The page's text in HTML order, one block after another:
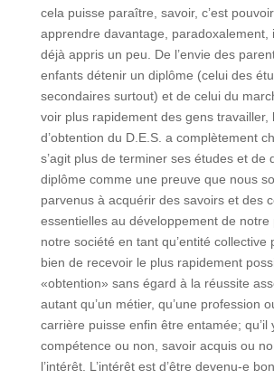
cela puisse paraître, savoir, c’est
apprendre davantage, paradoxalement,
déjà appris un peu. De l’envie des
enfants détenir un diplôme (celui des
secondaires surtout) et de celui du
voir plus rapidement des gens travailler,
d’obtention du D.E.S. a complètement
s’agit plus de terminer ses études et de
diplôme comme une preuve que nous
parvenus à acquérir des savoirs et des
essentielles au développement de notre
notre société en tant qu’entité collective
bien de recevoir le plus rapidement
«obtention» sans égard à la réussite
autant qu’un métier, qu’une profession
carrière puisse enfin être entamée; qu’il
compétence ou non, savoir acquis ou
l’intérêt. L’intérêt est d’être devenu-e